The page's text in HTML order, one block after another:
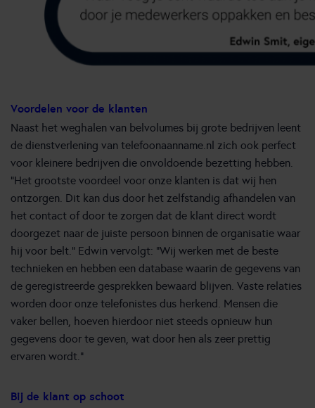
Voordelen voor de klanten
Naast het weghalen van belvolumes bij grote bedrijven leent
de dienstverlening van telefoonaanname.nl zich ook perfect
voor kleinere bedrijven die onvoldoende bezetting hebben.
“Het grootste voordeel voor onze klanten is dat wij hen
ontzorgen. Dit kan dus door het zelfstandig afhandelen van
het contact of door te zorgen dat de klant direct wordt
doorgezet naar de juiste persoon binnen de organisatie waar
hij voor belt.” Edwin vervolgt: “Wij werken met de beste
technieken en hebben een database waarin de gegevens van
de geregistreerde gesprekken bewaard blijven. Vaste relaties
worden door onze telefonistes dus herkend. Mensen die
vaker bellen, hoeven hierdoor niet steeds opnieuw hun
gegevens door te geven, wat door hen als zeer prettig
ervaren wordt.”
Bij de klant op schoot